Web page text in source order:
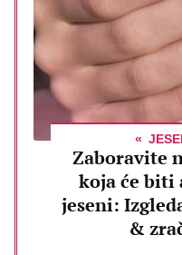
Zaboravite
koja će biti
jeseni:
&